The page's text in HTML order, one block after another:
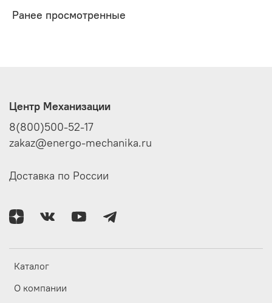
Ранее просмотренные
Каталог
О компании
Центр Механизации
8(800)500-52-17
zakaz@energo-mechanika.ru
Доставка по России